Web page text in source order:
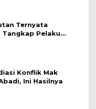
Ternyata
Tangkap Pelaku
Konflik Mak
Ini Hasilnya